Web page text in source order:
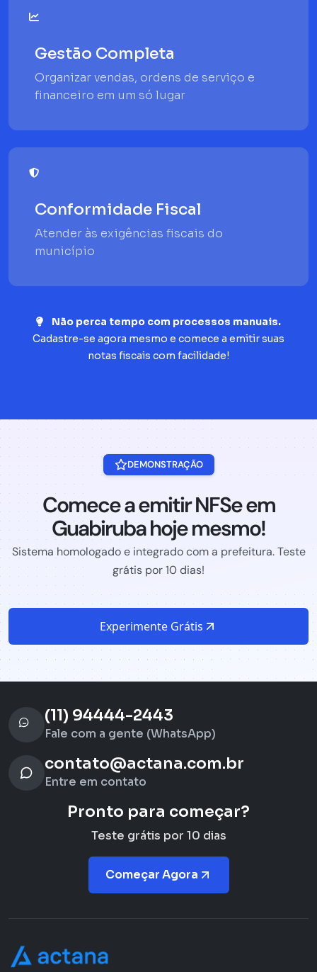
Gestão Completa
Organizar vendas, ordens de serviço e
financeiro em um só lugar
Conformidade Fiscal
Atender às exigências fiscais do
município
Não perca tempo com processos manuais.
Cadastre-se agora mesmo e comece a emitir suas
notas fiscais com facilidade!
DEMONSTRAÇÃO
Comece a emitir NFSe em
Guabiruba hoje mesmo!
Sistema homologado e integrado com a prefeitura. Teste
grátis por 10 dias!
Experimente Grátis
(11) 94444-2443
Fale com a gente (WhatsApp)
contato@actana.com.br
Entre em contato
Pronto para começar?
Teste grátis por 10 dias
Começar Agora